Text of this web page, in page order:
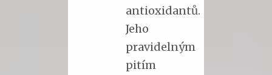
antioxidantů.
Jeho
pravidelným
pitím